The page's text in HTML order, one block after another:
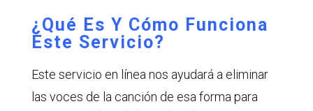
¿Qué Es Y Cómo Funciona
Este Servicio?
Este servicio en línea nos ayudará a eliminar
las voces de la canción de esa forma para